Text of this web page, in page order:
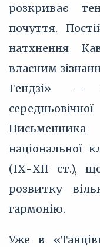
розкриває
почуття.
натхнення
власним
Гендзі» —
національної
(ІХ-ХІІ ст.),
розвитку
гармонію.
Уже в